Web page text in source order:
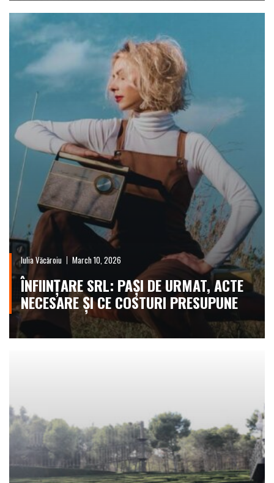
Iulia Văcăroiu March 10, 2026
ÎNFIINȚARE SRL: PAȘI DE URMAT, ACTE
NECESARE ȘI CE COSTURI PRESUPUNE